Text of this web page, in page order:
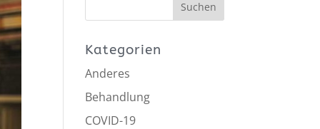
Kategorien
Anderes
Behandlung
COVID-19